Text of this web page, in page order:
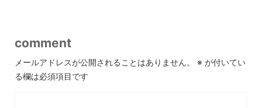
comment
メールアドレスが公開されることはありません。 ※ が付いてい
る欄は必須項目です